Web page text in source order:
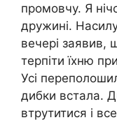
промовчу. Я
дружині.
вечері заявив,
терпіти їхню
Усі
дибки встала.
втрутитися і